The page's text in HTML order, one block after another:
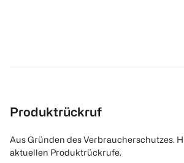
Produktrückruf
Aus Gründen des Verbraucherschutzes.
aktuellen Produktrückrufe.